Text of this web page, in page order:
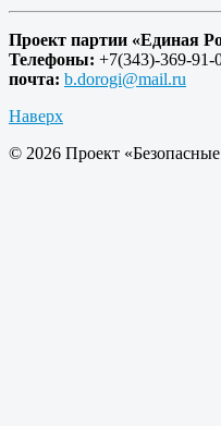
Проект партии «Единая
Телефоны: +7(343)-369-91-
почта: b.dorogi@mail.ru
Наверх
© 2026 Проект